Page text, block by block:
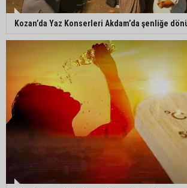
Kozan’da Yaz Konserleri Akdam’da şenliğe